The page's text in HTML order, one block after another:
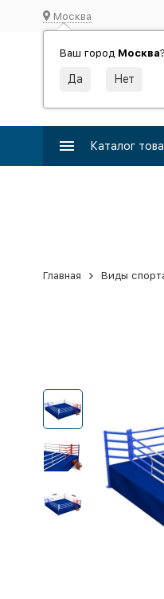
Москва
Ваш город Москва?
Производство и поставка спортивного оборудования
Каталог
Главная Виды